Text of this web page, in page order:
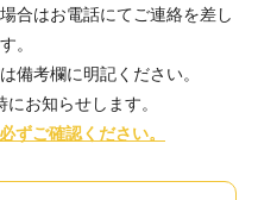
合はお電話にてご連絡を差し
。
備考欄に明記ください。
お知らせします。
ずご確認ください。